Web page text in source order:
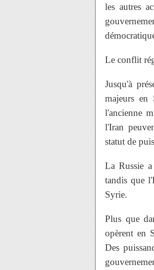
les autres
Le conflit
Jusqu'à
majeurs
l'ancienne
l'Iran
statut de
La Russie
tandis que
Syrie.
Plus que
opèrent en
Des